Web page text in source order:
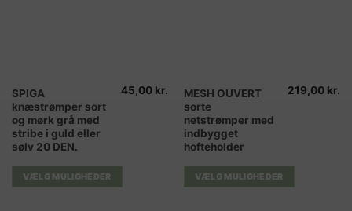
SPIGA
knæstrømper sort
og mørk grå med
stribe i guld eller
sølv 20 DEN.
45,00 kr.
VÆLG MULIGHEDER
Dette
vare
har
flere
Mulighederne
kan
MESH OUVERT
sorte
netstrømper med
indbygget
hofteholder
219,00 kr.
VÆLG MULIGHEDER
Dette
vare
har
flere
Mulighederne
kan